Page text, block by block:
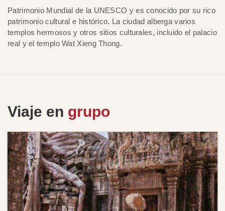
Patrimonio Mundial de la UNESCO y es conocido por su rico
patrimonio cultural e histórico. La ciudad alberga varios
templos hermosos y otros sitios culturales, incluido el palacio
real y el templo Wat Xieng Thong.
Viaje en grupo